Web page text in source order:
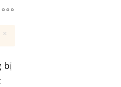
bị